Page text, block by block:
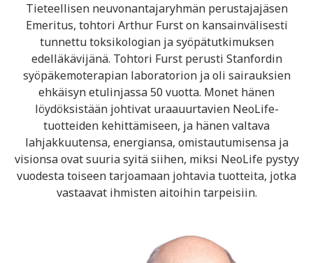
Tieteellisen neuvonantajaryhmän perustajajäsen
Emeritus, tohtori Arthur Furst on kansainvälisesti
tunnettu toksikologian ja syöpätutkimuksen
edelläkävijänä. Tohtori Furst perusti Stanfordin
syöpäkemoterapian laboratorion ja oli sairauksien
ehkäisyn etulinjassa 50 vuotta. Monet hänen
löydöksistään johtivat uraauurtavien NeoLife-
tuotteiden kehittämiseen, ja hänen valtava
lahjakkuutensa, energiansa, omistautumisensa ja
visionsa ovat suuria syitä siihen, miksi NeoLife pystyy
vuodesta toiseen tarjoamaan johtavia tuotteita, jotka
vastaavat ihmisten aitoihin tarpeisiin.